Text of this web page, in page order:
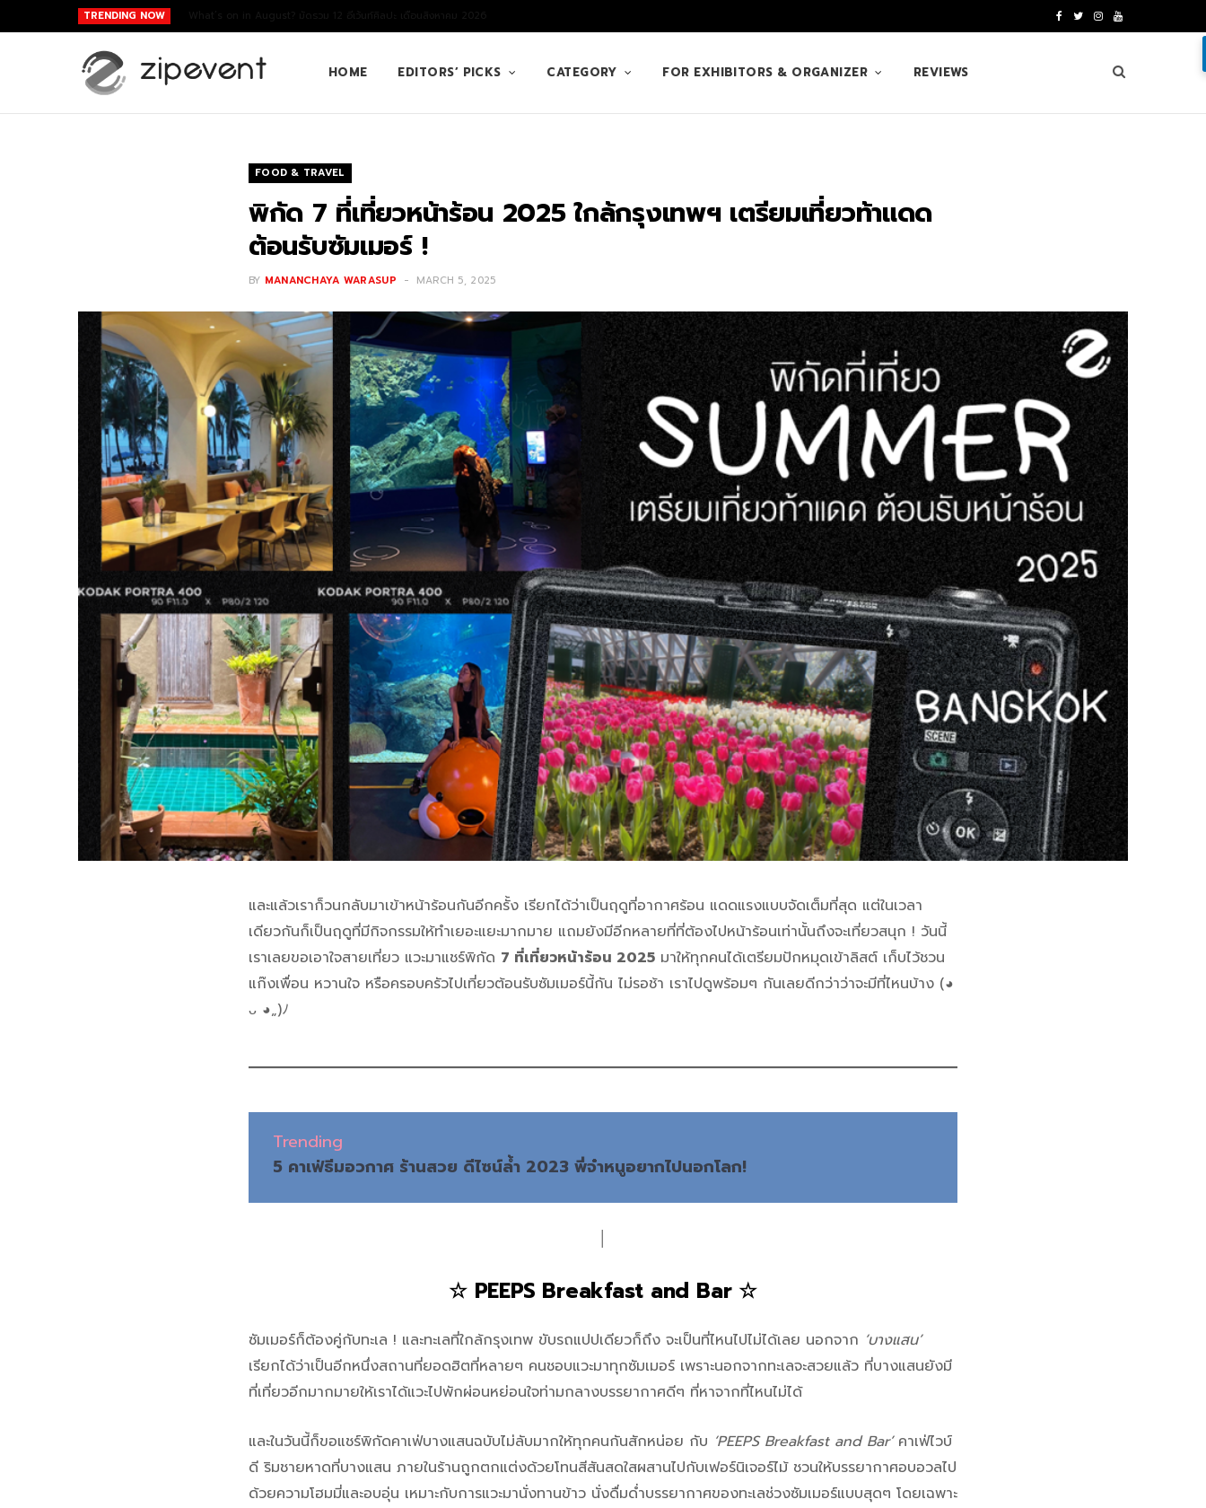
TRENDING NOW
e
T
t
I
t
Y
u
T
HOME EDITORS’ PICKS CATEGORY FOR EXHIBITORS & ORGANIZER REVIEWS
FOOD & TRAVEL
พิกัด 7 ที่เที่ยวหน้าร้อน 2025 ใกล้กรุงเทพฯ เตรียมเที่ยวท้าแดด
ต้อนรับซัมเมอร์ !
BY MANANCHAYA WARASUP MARCH 5, 2025
และแล้วเราก็วนกลับมาเข้าหน้าร้อนกันอีกครั้ง เรียกได้ว่าเป็นฤดูที่อากาศร้อน แดดแรงแบบจัดเต็มที่สุด แต่ในเวลา
เดียวกันก็เป็นฤดูที่มีกิจกรรมให้ทำเยอะแยะมากมาย แถมยังมีอีกหลายที่ที่ต้องไปหน้าร้อนเท่านั้นถึงจะเที่ยวสนุก ! วันนี้
เราเลยขอเอาใจสายเที่ยว แวะมาแชร์พิกัด 7 ที่เที่ยวหน้าร้อน 2025 มาให้ทุกคนได้เตรียมปักหมุดเข้าลิสต์ เก็บไว้ชวน
แก๊งเพื่อน หวานใจ หรือครอบครัวไปเที่ยวต้อนรับซัมเมอร์นี้กัน ไม่รอช้า เราไปดูพร้อมๆ กันเลยดีกว่าว่าจะมีที่ไหนบ้าง (◕
ᴗ ◕„)ﾉ
Trending
5 คาเฟ่ธีมอวกาศ ร้านสวย ดีไซน์ล้ำ 2023 พี่จ๋าหนูอยากไปนอกโลก!
☆ PEEPS Breakfast and Bar ☆
ซัมเมอร์ก็ต้องคู่กับทะเล ! และทะเลที่ใกล้กรุงเทพ ขับรถแปปเดียวก็ถึง จะเป็นที่ไหนไปไม่ได้เลย นอกจาก ‘บางแสน’
เรียกได้ว่าเป็นอีกหนึ่งสถานที่ยอดฮิตที่หลายๆ คนชอบแวะมาทุกซัมเมอร์ เพราะนอกจากทะเลจะสวยแล้ว ที่บางแสนยังมี
ที่เที่ยวอีกมากมายให้เราได้แวะไปพักผ่อนหย่อนใจท่ามกลางบรรยากาศดีๆ ที่หาจากที่ไหนไม่ได้
และในวันนี้ก็ขอแชร์พิกัดคาเฟ่บางแสนฉบับไม่ลับมากให้ทุกคนกันสักหน่อย กับ ‘PEEPS Breakfast and Bar’คาเฟ่ไวบ์
ดี ริมชายหาดที่บางแสน ภายในร้านถูกตกแต่งด้วยโทนสีสันสดใสผสานไปกับเฟอร์นิเจอร์ไม้ ชวนให้บรรยากาศอบอวลไป
ด้วยความโฮมมี่และอบอุ่น เหมาะกับการแวะมานั่งทานข้าว นั่งดื่มด่ำบรรยากาศของทะเลช่วงซัมเมอร์แบบสุดๆ โดยเฉพาะ